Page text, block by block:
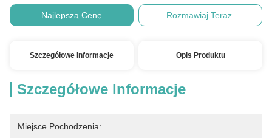
Najlepszą Cenę Rozmawiaj Teraz.
Szczegółowe Informacje Opis Produktu
Szczegółowe Informacje
Miejsce Pochodzenia: